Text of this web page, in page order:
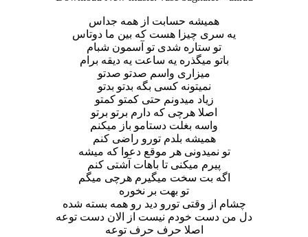
همیشه حسابت از همه جداس
یه سری چیزا هست که بین ما دوتاس
تو ستاره شدی تو آسمون شبام
باتو میگذره یه ساعت یه دیقه برام
میزاری واسم صدتو صدتو
نمیتونه کسی بگه بدتو بدتو
زیاد میدونم حتی کمتو کمتو
اصلا هرچی که دارم برتو برتو
واسه بغلت دستامو باز میکنم
همیشه بلدم تورو راضی کنم
تو نمیدونی هر موقع دعوا که میشه
پیرم میکنی تا باهات آشتی کنم
اگه بت سخت میگیرم هرچی میگم
تو بهت بر نخوره
چشام از وقتی تورو دید رو همه بسته شده
دل من دست خودم نیست از الان دست توعه
اصلا حرف حرف توعه